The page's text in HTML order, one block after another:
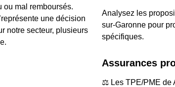
ou mal remboursés.
une décision
notre secteur, plusieurs
Analysez les
sur-Garonne pour
spécifiques.
Assurances
⚖️ Les TPE/PME de